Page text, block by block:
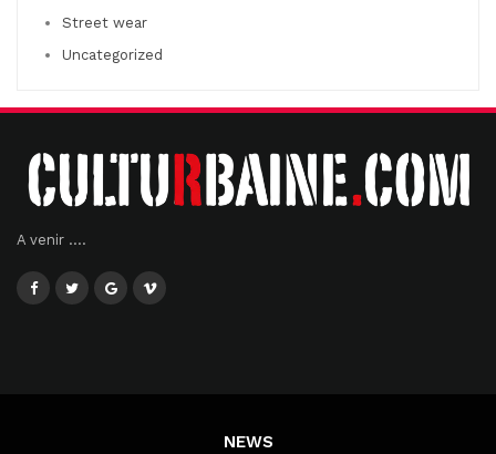
Street wear
Uncategorized
A venir ....
NEWS